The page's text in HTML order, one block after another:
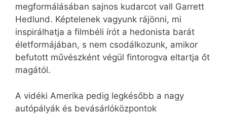
megformálásában sajnos kudarcot vall Garrett
Hedlund. Képtelenek vagyunk rájönni, mi
inspirálhatja a filmbéli írót a hedonista barát
életformájában, s nem csodálkozunk, amikor
befutott művészként végül fintorogva eltartja őt
magától.
A vidéki Amerika pedig legkésőbb a nagy
autópályák és bevásárlóközpontok